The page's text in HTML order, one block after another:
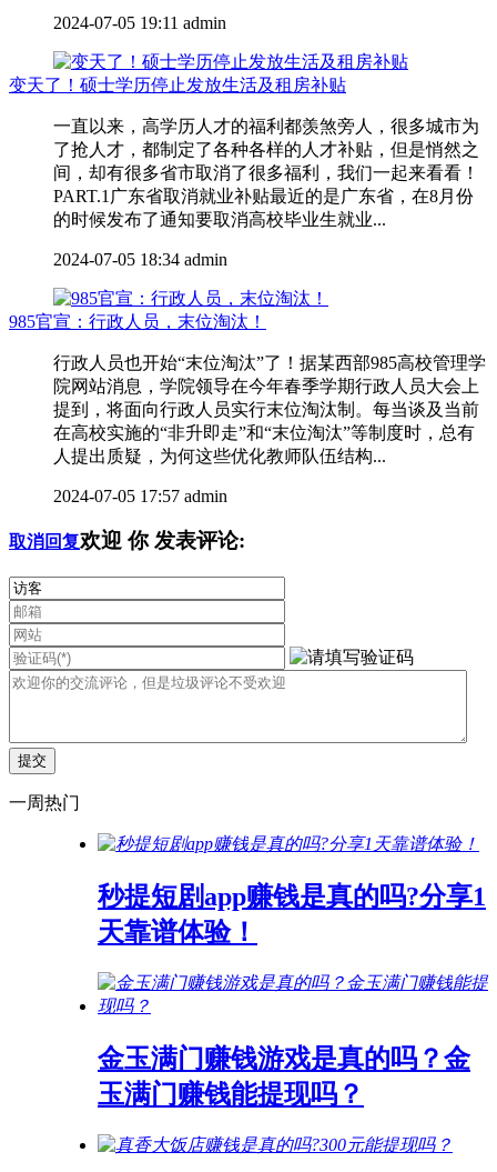
2024-07-05 19:11 admin
变天了！硕士学历停止发放生活及租房补贴
一直以来，高学历人才的福利都羡煞旁人，很多城市为
了抢人才，都制定了各种各样的人才补贴，但是悄然之
间，却有很多省市取消了很多福利，我们一起来看看！
PART.1广东省取消就业补贴最近的是广东省，在8月份
的时候发布了通知要取消高校毕业生就业...
2024-07-05 18:34 admin
985官宣：行政人员，末位淘汰！
行政人员也开始“末位淘汰”了！据某西部985高校管理学
院网站消息，学院领导在今年春季学期行政人员大会上
提到，将面向行政人员实行末位淘汰制。每当谈及当前
在高校实施的“非升即走”和“末位淘汰”等制度时，总有
人提出质疑，为何这些优化教师队伍结构...
2024-07-05 17:57 admin
取消回复欢迎 你发表评论:
一周热门
秒提短剧app赚钱是真的吗?分享1
天靠谱体验！
金玉满门赚钱游戏是真的吗？金
玉满门赚钱能提现吗？